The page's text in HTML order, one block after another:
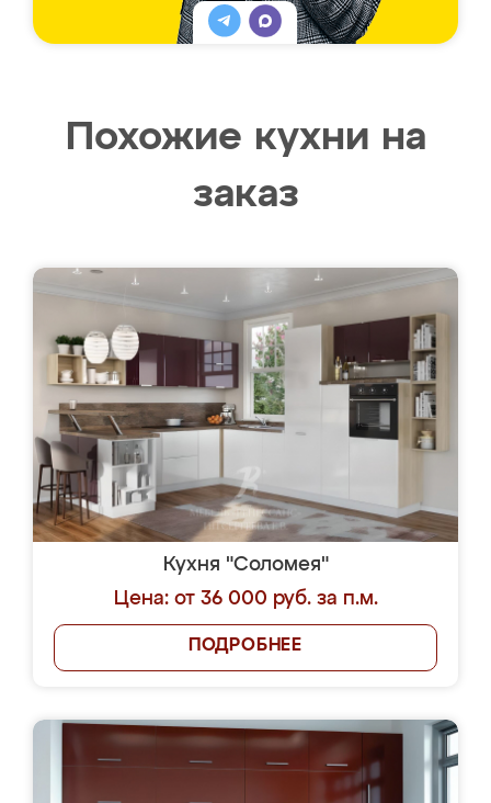
Похожие кухни на
заказ
Кухня "Соломея"
Цена: от 36 000 руб. за п.м.
ПОДРОБНЕЕ